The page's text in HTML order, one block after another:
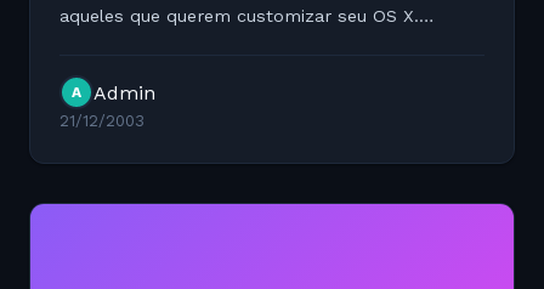
aqueles que querem customizar seu OS X.
A Admin
21/12/2003